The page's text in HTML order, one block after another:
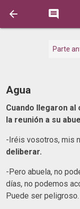
 
Parte
Agua
Cuando llegaron
la reunión a su
-Iréis vosotros, mis
deliberar.
-Pero abuela, no
días, no podemos
Puede ser peligroso.